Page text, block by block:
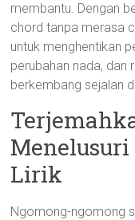
membantu. Dengan
chord tanpa merasa
untuk menghentikan
perubahan nada, dan
berkembang sejalan
Lirik
Ngomong-ngomong